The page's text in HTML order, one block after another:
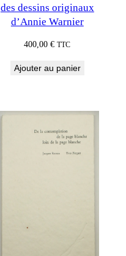
des dessins originaux
d’Annie Warnier
400,00€ TTC
Ajouter au panier